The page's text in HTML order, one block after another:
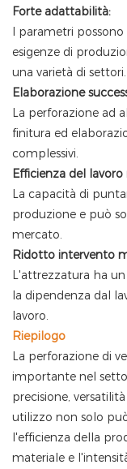
Forte adattabilità:
I parametri
esigenze di
una varietà di settori.
Elaborazione
La perforazione ad
finitura ed
complessivi.
Efficienza del
La capacità di
produzione e può
mercato.
Ridotto intervento
L'attrezzatura ha
la dipendenza dal
lavoro.
Riepilogo
La perforazione di
importante nel
precisione,
utilizzo non solo
l'efficienza della
materiale e